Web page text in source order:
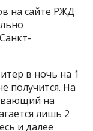
на сайте РЖД
в ночь на 1
получится. На
на
лишь 2
и далее